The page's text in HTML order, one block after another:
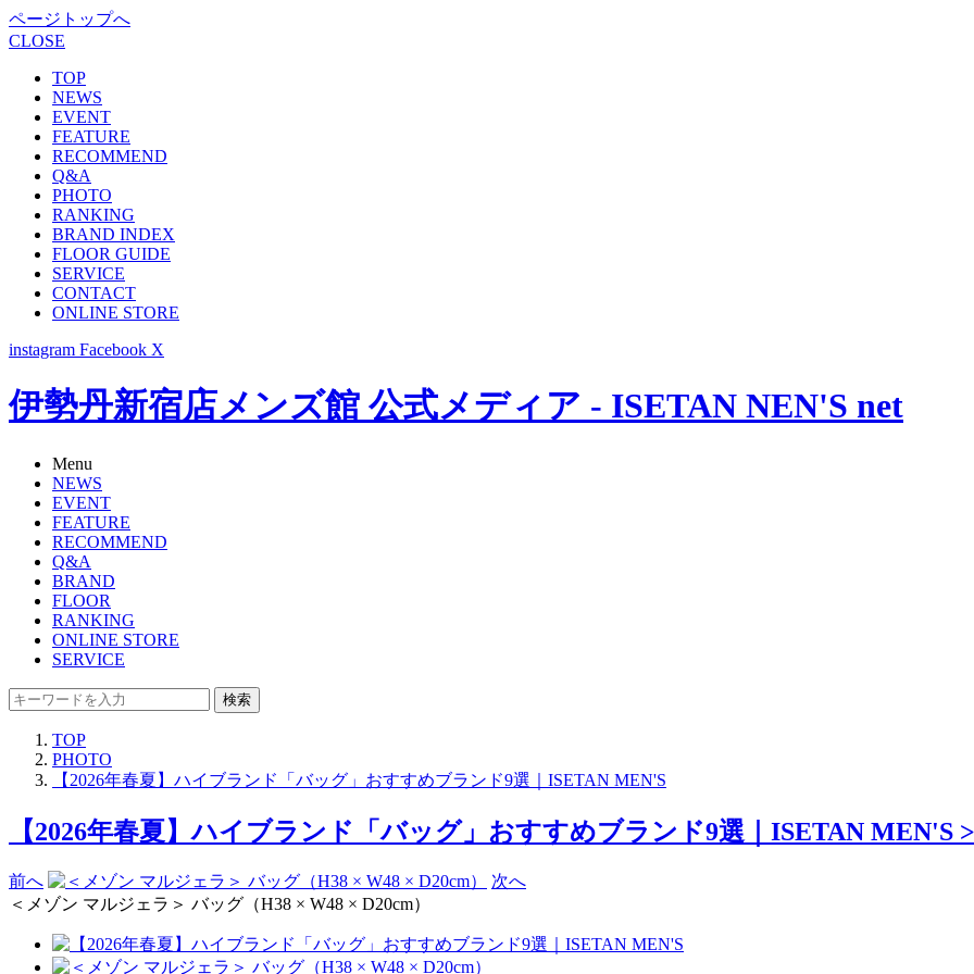
ページトップへ
CLOSE
TOP
NEWS
EVENT
FEATURE
RECOMMEND
Q&A
PHOTO
RANKING
BRAND INDEX
FLOOR GUIDE
SERVICE
CONTACT
ONLINE STORE
instagram Facebook X
伊勢丹新宿店メンズ館 公式メディア - ISETAN NEN'S net
Menu
NEWS
EVENT
FEATURE
RECOMMEND
Q&A
BRAND
FLOOR
RANKING
ONLINE STORE
SERVICE
検索
TOP
PHOTO
【2026年春夏】ハイブランド「バッグ」おすすめブランド9選｜ISETAN MEN'S
【2026年春夏】ハイブランド「バッグ」おすすめブランド9選｜ISETAN MEN'S
前へ
次へ
＜メゾン マルジェラ＞ バッグ（H38 × W48 × D20cm）